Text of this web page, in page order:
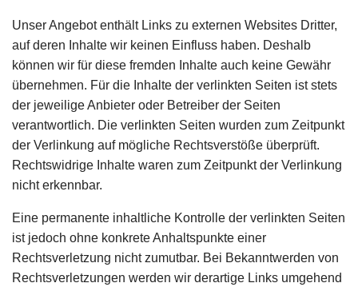
Unser Angebot enthält Links zu externen Websites Dritter,
auf deren Inhalte wir keinen Einfluss haben. Deshalb
können wir für diese fremden Inhalte auch keine Gewähr
übernehmen. Für die Inhalte der verlinkten Seiten ist stets
der jeweilige Anbieter oder Betreiber der Seiten
verantwortlich. Die verlinkten Seiten wurden zum Zeitpunkt
der Verlinkung auf mögliche Rechtsverstöße überprüft.
Rechtswidrige Inhalte waren zum Zeitpunkt der Verlinkung
nicht erkennbar.
Eine permanente inhaltliche Kontrolle der verlinkten Seiten
ist jedoch ohne konkrete Anhaltspunkte einer
Rechtsverletzung nicht zumutbar. Bei Bekanntwerden von
Rechtsverletzungen werden wir derartige Links umgehend